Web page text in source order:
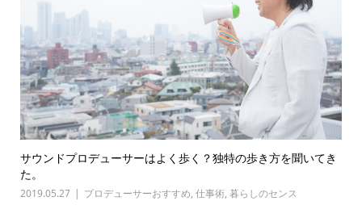
サウンドプロデューサーはよく歩く？独特の歩き方を聞いてき
た。
2019.05.27 プロデューサーおすすめ, 仕事術, 暮らしのセンス